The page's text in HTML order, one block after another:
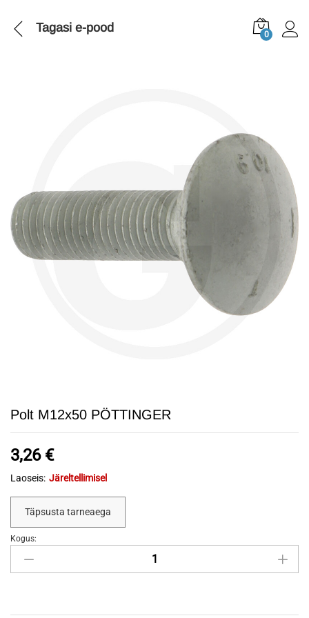
Tagasi e-pood 0
Polt M12x50 PÖTTINGER
3,26 €
Laoseis: Järeltellimisel
Täpsusta tarneaega
Polt
M12x50
Kogus: